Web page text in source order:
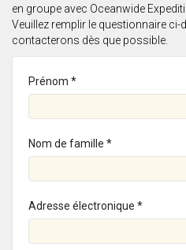
en groupe avec Oceanwide
Veuillez remplir le questionnaire
contacterons dès que possible.
Prénom *
Nom de famille *
Adresse électronique *